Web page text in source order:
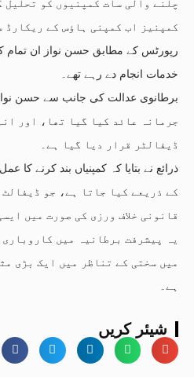
چلنے والی سات کمپنیوں کو تحلیل
کمپنیز اب کمپنی ہاؤس کے ریکارڈ
رپورٹس کے مطابق حسن نواز ان تمام
خدمات انجام دے رہے تھے۔
جرمانہ عائد کیا گیا تھا، اور
ڈیفالٹر قرار دیا گیا ہے۔
ذرائع نے بتایا کہ کمپنیاں بند کرنے کا
قانونی خلاف ورزی کی صورت میں
یہ پیشرفت برطانیہ میں
میں سختی کے تناظر میں ایک بڑی
ہے۔
شیئر کریں